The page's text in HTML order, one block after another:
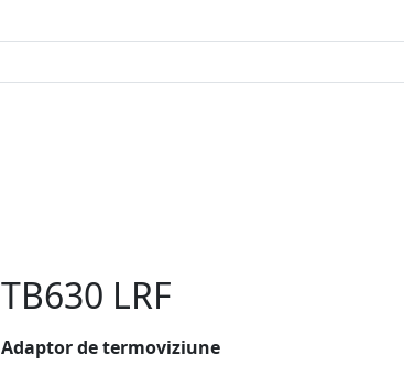
TB630 LRF
Adaptor de termoviziune